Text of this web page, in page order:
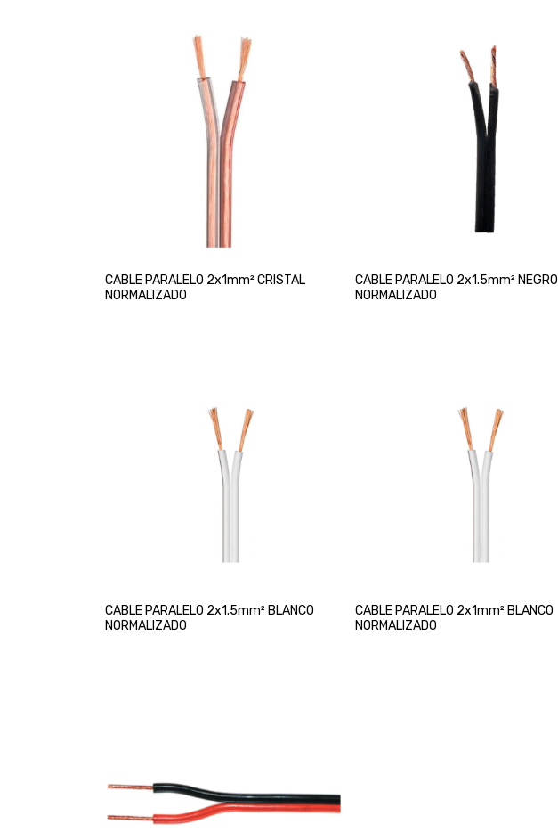
CABLE PARALELO 2x1mm² CRISTAL
NORMALIZADO
CABLE PARALELO 2x1.5mm² NEGRO
NORMALIZADO
CABLE PARALELO 2x1.5mm² BLANCO
NORMALIZADO
CABLE PARALELO 2x1mm² BLANCO
NORMALIZADO